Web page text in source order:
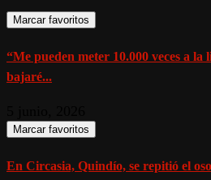
Marcar favoritos
“Me pueden meter 10.000 veces a
bajaré...
Marcar favoritos
En Circasia, Quindío, se repitió el